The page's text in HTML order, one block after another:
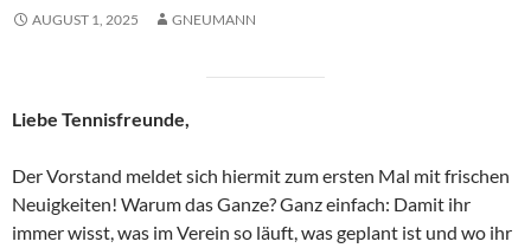
AUGUST 1, 2025 GNEUMANN
Liebe Tennisfreunde,
Der Vorstand meldet sich hiermit zum ersten Mal mit frischen
Neuigkeiten! Warum das Ganze? Ganz einfach: Damit ihr
immer wisst, was im Verein so läuft, was geplant ist und wo ihr